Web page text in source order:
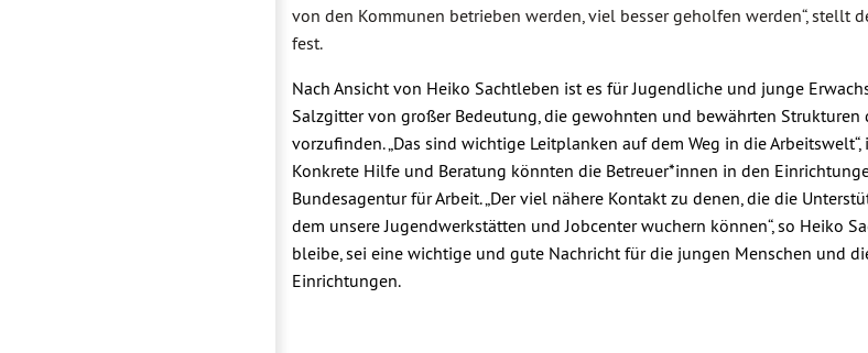
von den Kommunen betrieben werden, viel besser geholfen werden“, stellt
fest.
Nach Ansicht von Heiko Sachtleben ist es für Jugendliche und junge
Salzgitter von großer Bedeutung, die gewohnten und bewährten Strukturen
vorzufinden. „Das sind wichtige Leitplanken auf dem Weg in die
Konkrete Hilfe und Beratung könnten die Betreuer*innen in den
Bundesagentur für Arbeit. „Der viel nähere Kontakt zu denen, die die
dem unsere Jugendwerkstätten und Jobcenter wuchern können“, so Heiko
bleibe, sei eine wichtige und gute Nachricht für die jungen Menschen und
Einrichtungen.